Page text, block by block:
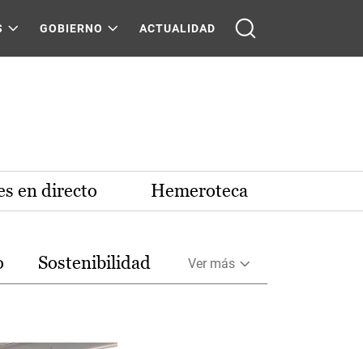
GOBIERNO ACTUALIDAD
en directo Hemeroteca
Sostenibilidad Ver más